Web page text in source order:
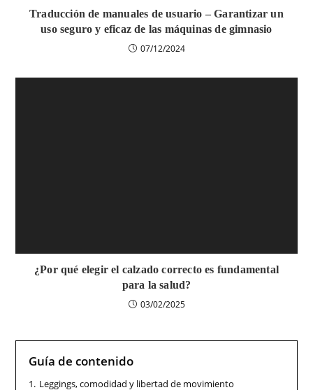
Traducción de manuales de usuario – Garantizar un
uso seguro y eficaz de las máquinas de gimnasio
07/12/2024
¿Por qué elegir el calzado correcto es fundamental
para la salud?
03/02/2025
Guía de contenido
1. Leggings, comodidad y libertad de movimiento